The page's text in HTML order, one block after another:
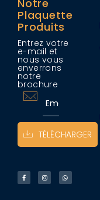
Notre
Plaquette
Produits
Entrez votre
e-mail et
nous vous
enverrons
notre
brochure
TÉLÉCHARGER